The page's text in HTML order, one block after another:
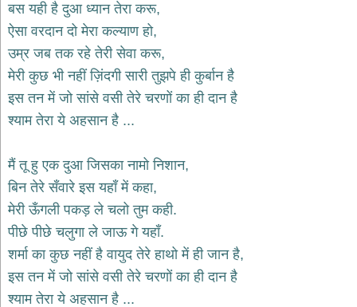
साईं
भजन
bhajans
जैन
भजन
jain
bhajans
भजन
durga
bhajans
गणेश
भजन
ganesh
राम
बस यही है दुआ ध्यान तेरा करू,
ऐसा वरदान दो मेरा कल्याण हो,
उम्र जब तक रहे तेरी सेवा करू,
मेरी कुछ भी नहीं ज़िंदगी सारी तुझपे ही कुर्बान है
इस तन में जो सांसे वसी तेरे चरणों का ही दान है
श्याम तेरा ये अहसान है ...
मैं तू हु एक दुआ जिसका नामो निशान,
बिन तेरे सँवारे इस यहाँ में कहा,
मेरी ऊँगली पकड़ ले चलो तुम कही.
पीछे पीछे चलुगा ले जाऊ गे यहाँ.
शर्मा का कुछ नहीं है वायुद तेरे हाथो में ही जान है,
इस तन में जो सांसे वसी तेरे चरणों का ही दान है
श्याम तेरा ये अहसान है ...